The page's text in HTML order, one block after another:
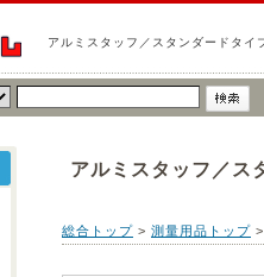
アルミスタッフ／スタンダードタ
アルミスタッフ／
総合トップ > 測量用品トップ >